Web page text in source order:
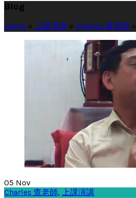
Blog
Home » 上課演講 » Charles 查老師 »
05 Nov
Charles 查老師, 上課演講